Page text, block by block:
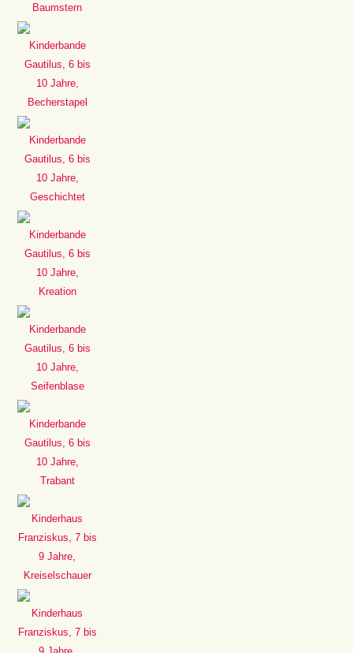
Baumstern
Kinderbande
Gautilus, 6 bis
10 Jahre,
Becherstapel
Kinderbande
Gautilus, 6 bis
10 Jahre,
Geschichtet
Kinderbande
Gautilus, 6 bis
10 Jahre,
Kreation
Kinderbande
Gautilus, 6 bis
10 Jahre,
Seifenblase
Kinderbande
Gautilus, 6 bis
10 Jahre,
Trabant
Kinderhaus
Franziskus, 7 bis
9 Jahre,
Kreiselschauer
Kinderhaus
Franziskus, 7 bis